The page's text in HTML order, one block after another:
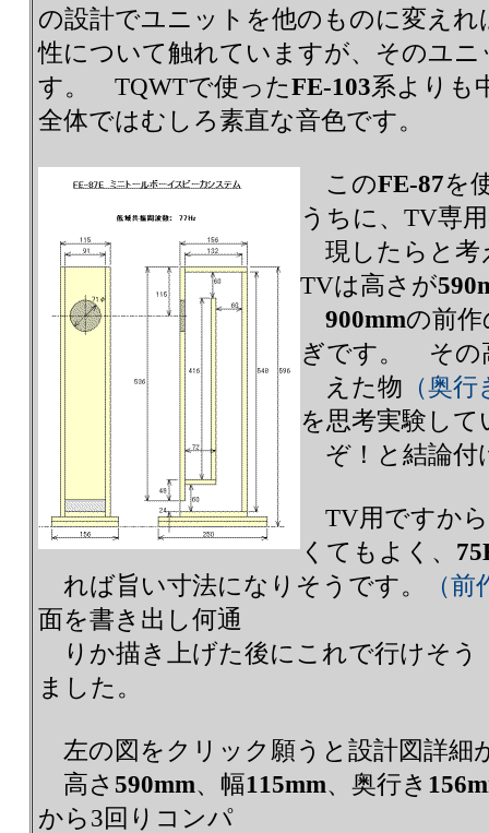
の設計でユニットを他のものに変え
性について触れていますが、そのユニ
す。 TQWTで使ったFE-103系よりも
全体ではむしろ素直な音色です。
このFE-87を
うちに、TV専
現したらと考
TVは高さが
900mmの前
ぎです。 その
えた物 （奥
を思考実験し
ぞ！と結論付
TV用ですから
くてもよく、
れば旨い寸法になりそうです。
（
面を書き出し何通
りか描き上げた後にこれで行けそう
ました。
左の図をクリック願うと設計図詳細
高さ 590mm、幅115mm、奥行き
から3回りコンパ